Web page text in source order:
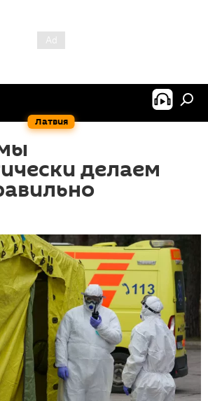
Латвия
делаем